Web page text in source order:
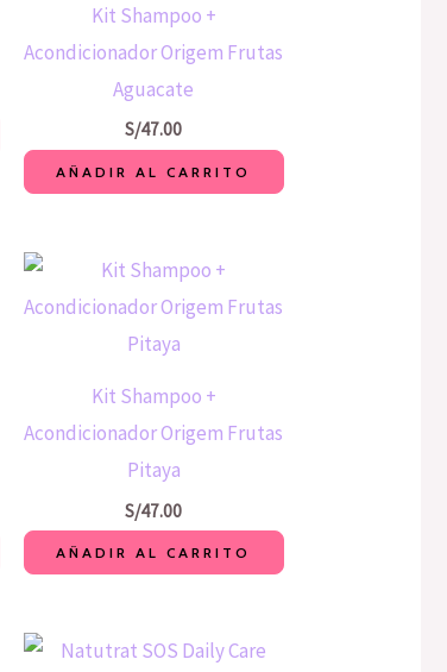
Kit Shampoo +
Acondicionador Origem Frutas
Aguacate
S/47.00
AÑADIR AL CARRITO
Kit Shampoo +
Acondicionador Origem Frutas
Pitaya
S/47.00
AÑADIR AL CARRITO